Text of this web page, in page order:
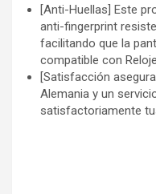
[Anti-Huellas] Este
anti-fingerprint
facilitando que la
compatible con
[Satisfacción
Alemania y un
satisfactoriamente